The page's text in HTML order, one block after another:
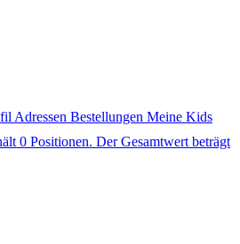
Adressen Bestellungen Meine Kids
0 Positionen. Der Gesamtwert beträgt